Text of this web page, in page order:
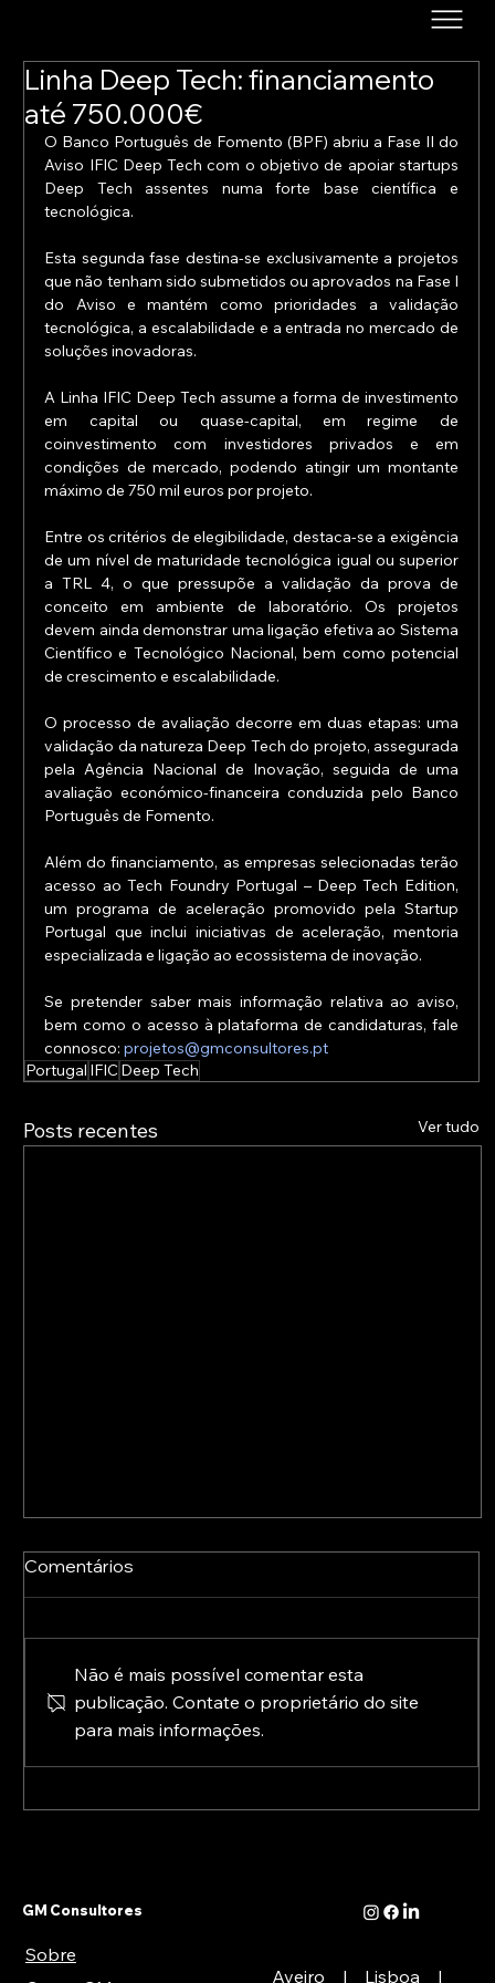
Linha Deep Tech: financiamento
até 750.000€
O Banco Português de Fomento (BPF) abriu a Fase II do
Aviso IFIC Deep Tech com o objetivo de apoiar startups
Deep Tech assentes numa forte base científica e
tecnológica.
Esta segunda fase destina-se exclusivamente a projetos
que não tenham sido submetidos ou aprovados na Fase I
do Aviso e mantém como prioridades a validação
tecnológica, a escalabilidade e a entrada no mercado de
soluções inovadoras.
A Linha IFIC Deep Tech assume a forma de investimento
em capital ou quase-capital, em regime de
coinvestimento com investidores privados e em
condições de mercado, podendo atingir um montante
máximo de 750 mil euros por projeto.
Entre os critérios de elegibilidade, destaca-se a exigência
de um nível de maturidade tecnológica igual ou superior
a TRL 4, o que pressupõe a validação da prova de
conceito em ambiente de laboratório. Os projetos
devem ainda demonstrar uma ligação efetiva ao Sistema
Científico e Tecnológico Nacional, bem como potencial
de crescimento e escalabilidade.
O processo de avaliação decorre em duas etapas: uma
validação da natureza Deep Tech do projeto, assegurada
pela Agência Nacional de Inovação, seguida de uma
avaliação económico-financeira conduzida pelo Banco
Português de Fomento.
Além do financiamento, as empresas selecionadas terão
acesso ao Tech Foundry Portugal – Deep Tech Edition,
um programa de aceleração promovido pela Startup
Portugal que inclui iniciativas de aceleração, mentoria
especializada e ligação ao ecossistema de inovação.
Se pretender saber mais informação relativa ao aviso,
bem como o acesso à plataforma de candidaturas, fale
connosco: projetos@gmconsultores.pt
Portugal IFIC Deep Tech
Posts recentes Ver tudo
A Europa já está a preparar o pós-2027:
Comentários
Não é mais possível comentar esta
publicação. Contate o proprietário do site
para mais informações.
GM Consultores
Sobre
Aveiro | Lisboa |